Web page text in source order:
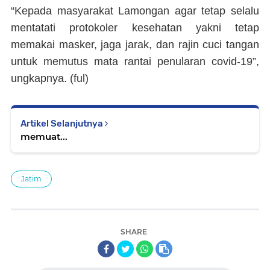
“Kepada masyarakat Lamongan agar tetap selalu
mentatati protokoler kesehatan yakni tetap
memakai masker, jaga jarak, dan rajin cuci tangan
untuk memutus mata rantai penularan covid-19”,
ungkapnya. (ful )
Artikel Selanjutnya
memuat...
Jatim
SHARE